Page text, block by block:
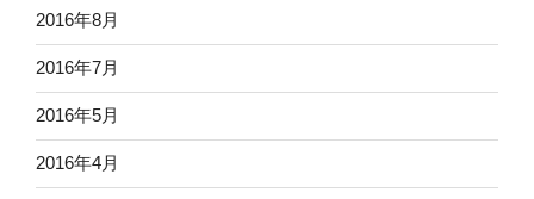
2016年8月
2016年7月
2016年5月
2016年4月